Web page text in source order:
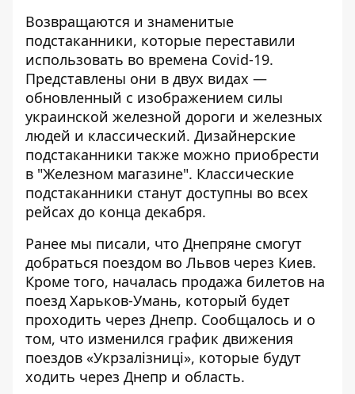
Возвращаются и знаменитые
подстаканники, которые переставили
использовать во времена Covid-19.
Представлены они в двух видах —
обновленный с изображением силы
украинской железной дороги и железных
людей и классический. Дизайнерские
подстаканники также можно приобрести
в "Железном магазине". Классические
подстаканники станут доступны во всех
рейсах до конца декабря.
Ранее мы писали, что Днепряне смогут
добраться поездом во Львов через Киев.
Кроме того, началась продажа билетов на
поезд Харьков-Умань, который будет
проходить через Днепр. Сообщалось и о
том, что изменился график движения
поездов «Укрзалізниці», которые будут
ходить через Днепр и область.